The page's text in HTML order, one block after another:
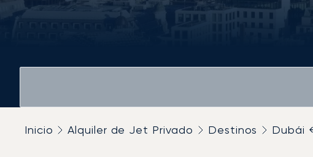
Inicio Alquiler de Jet Privado Destinos Dubái